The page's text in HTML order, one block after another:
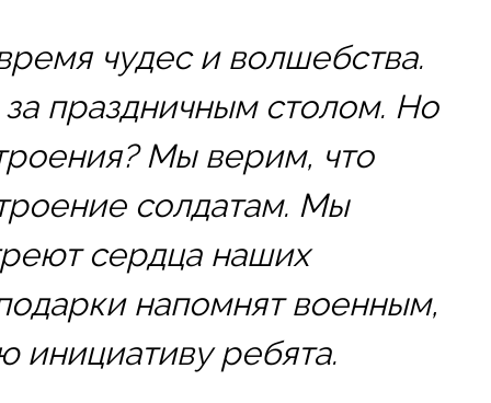
чудес и волшебства.
праздничным столом. Но
Мы верим, что
солдатам. Мы
сердца наших
напомнят военным,
ребята.